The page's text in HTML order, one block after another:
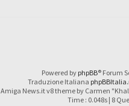
Powered by phpBB® Forum
Traduzione Italiana
Amiga News.it v8 theme by Carmen
Time : 0.048s | 8